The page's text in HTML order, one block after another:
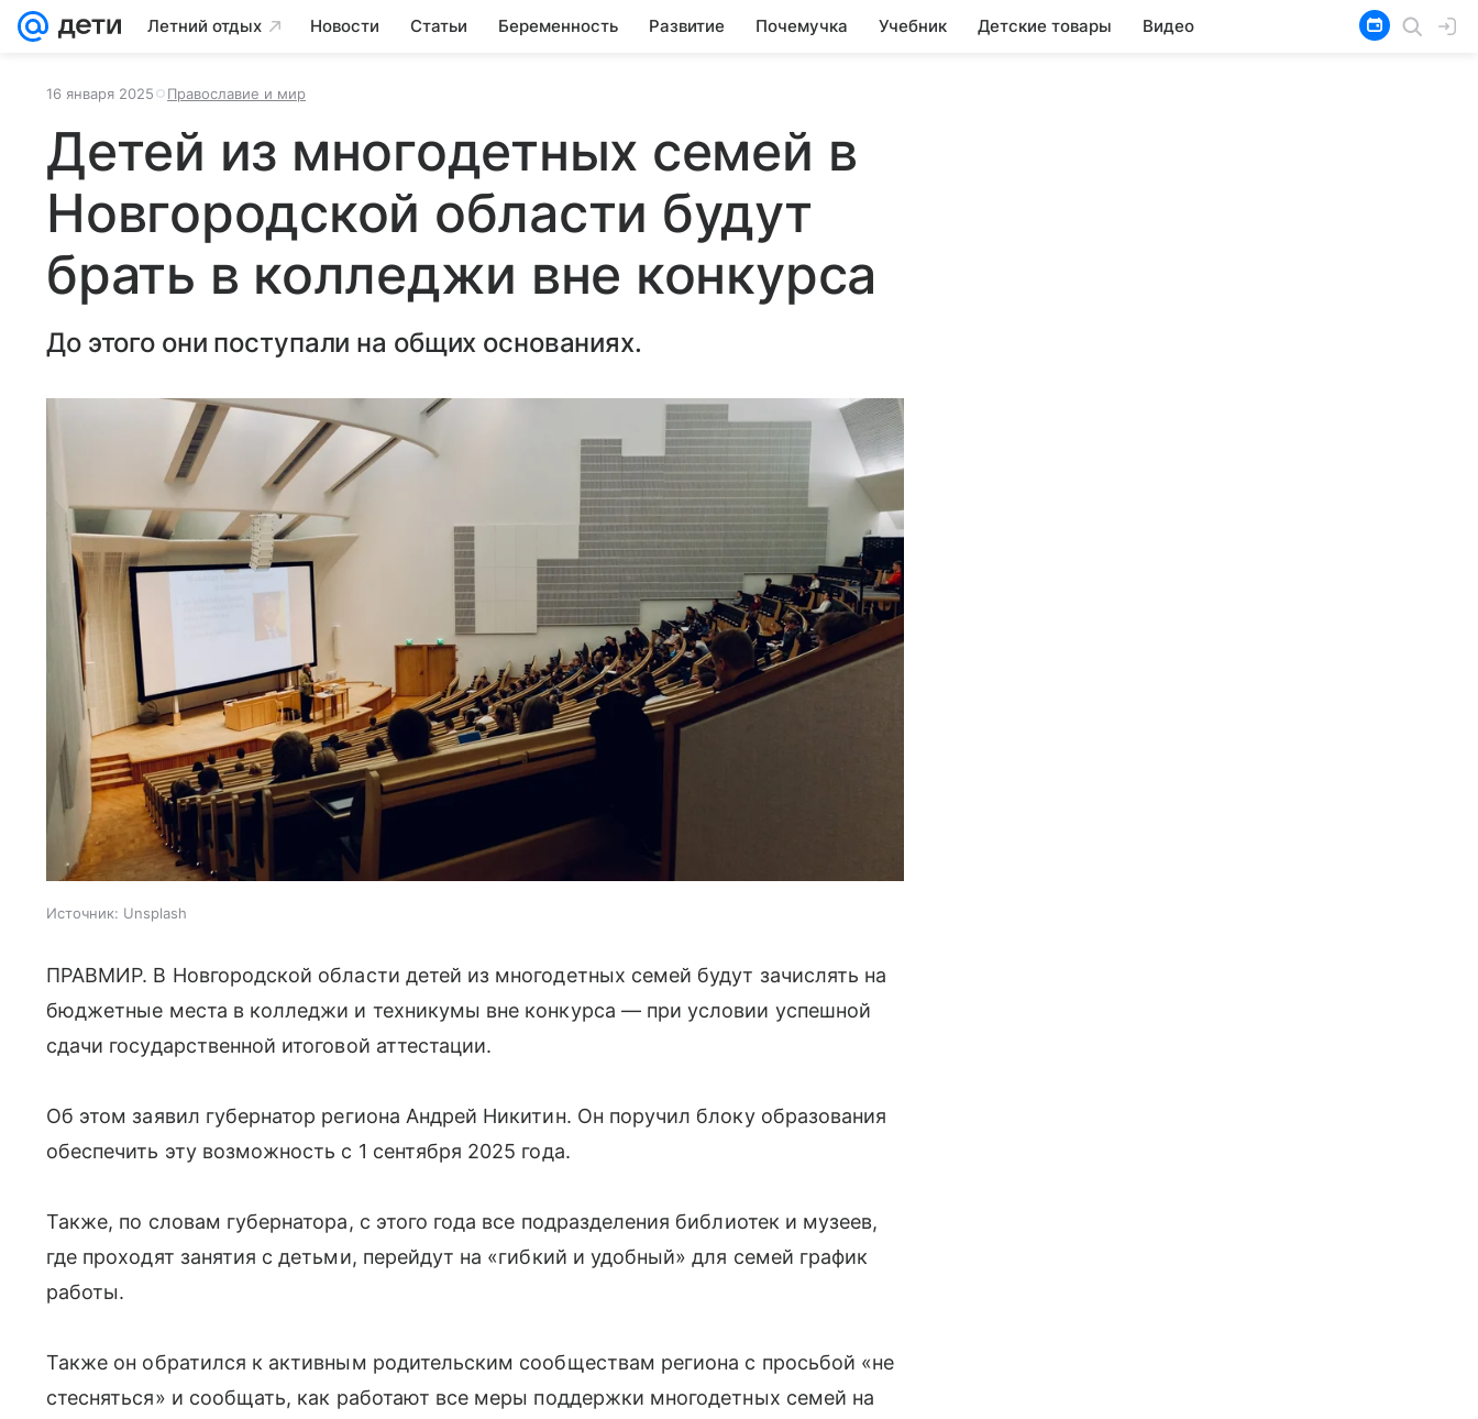
Летний отдых Новости Статьи Беременность Развитие Почемучка Учебник Детские товары Видео
16 января 2025 Православие и мир
Детей из многодетных семей в
Новгородской области будут
брать в колледжи вне конкурса
До этого они поступали на общих основаниях.
Источник: Unsplash
ПРАВМИР. В Новгородской области детей из многодетных семей будут зачислять на
бюджетные места в колледжи и техникумы вне конкурса — при условии успешной
сдачи государственной итоговой аттестации.
Об этом заявил губернатор региона Андрей Никитин. Он поручил блоку образования
обеспечить эту возможность с 1 сентября 2025 года.
Также, по словам губернатора, с этого года все подразделения библиотек и музеев,
где проходят занятия с детьми, перейдут на «гибкий и удобный» для семей график
работы.
Также он обратился к активным родительским сообществам региона с просьбой «не
стесняться» и сообщать, как работают все меры поддержки многодетных семей на